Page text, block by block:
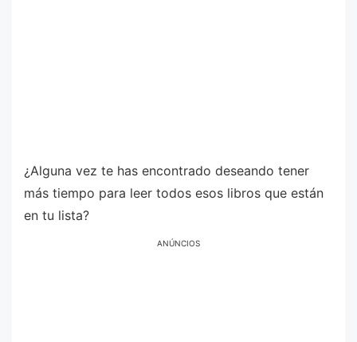
¿Alguna vez te has encontrado deseando tener
más tiempo para leer todos esos libros que están
en tu lista?
ANÚNCIOS